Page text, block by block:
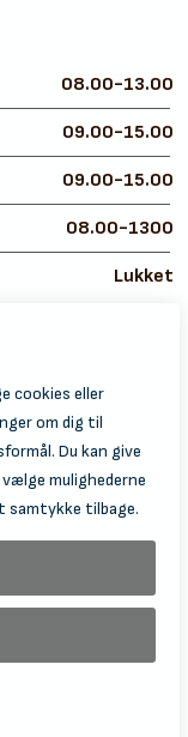
08.00-13.00
09.00-15.00
09.00-15.00
08.00-1300
Lukket